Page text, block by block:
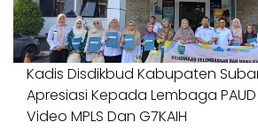
Kadis Disdikbud Kabupaten
Apresiasi Kepada Lembaga
Video MPLS Dan G7KAIH